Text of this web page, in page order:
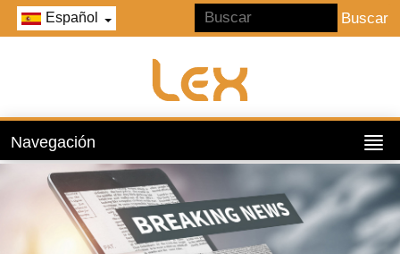
Español
Navegación